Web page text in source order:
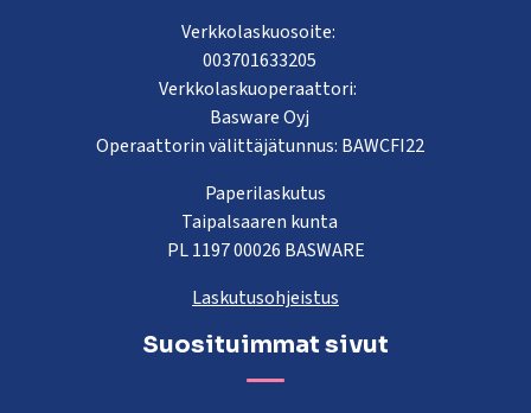
Verkkolaskuosoite:
003701633205
Verkkolaskuoperaattori:
Basware Oyj
Operaattorin välittäjätunnus: BAWCFI22
Paperilaskutus
Taipalsaaren kunta
PL 1197 00026 BASWARE
Laskutusohjeistus
Suosituimmat sivut